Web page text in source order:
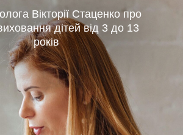
Вікторії Стаценко про
дітей від 3 до 13
років